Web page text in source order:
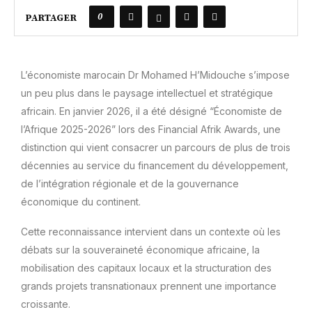
PARTAGER 0
L’économiste marocain Dr Mohamed H’Midouche s’impose
un peu plus dans le paysage intellectuel et stratégique
africain. En janvier 2026, il a été désigné “Économiste de
l’Afrique 2025-2026” lors des Financial Afrik Awards, une
distinction qui vient consacrer un parcours de plus de trois
décennies au service du financement du développement,
de l’intégration régionale et de la gouvernance
économique du continent.
Cette reconnaissance intervient dans un contexte où les
débats sur la souveraineté économique africaine, la
mobilisation des capitaux locaux et la structuration des
grands projets transnationaux prennent une importance
croissante.